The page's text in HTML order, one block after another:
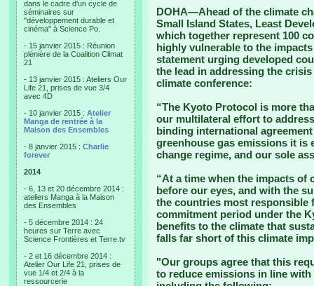
dans le cadre d'un cycle de
séminaires sur
"développement durable et
cinéma" à Science Po.
- 15 janvier 2015 : Réunion
plénière de la Coalition Climat
21
- 13 janvier 2015 : Ateliers Our
Life 21, prises de vue 3/4
avec 4D
- 10 janvier 2015 : Atelier
Manga de rentrée à la
Maison des Ensembles
- 8 janvier 2015 : Charlie
forever
2014
- 6, 13 et 20 décembre 2014 :
ateliers Manga à la Maison
des Ensembles
- 5 décembre 2014 : 24
heures sur Terre avec
Science Frontières et Terre.tv
- 2 et 16 décembre 2014 :
Atelier Our Life 21, prises de
vue 1/4 et 2/4 à la
ressourcerie
DOHA—Ahead of the climate
Small Island States, Least
which together represent 100
highly vulnerable to the
statement urging developed
the lead in addressing the
climate conference:
“The Kyoto Protocol is more
our multilateral effort to
binding international
greenhouse gas emissions it is
change regime, and our sole
“At a time when the impacts of
before our eyes, and with the
the countries most responsible
commitment period under the
benefits to the climate that
falls far short of this climate
"Our groups agree that this
to reduce emissions in line